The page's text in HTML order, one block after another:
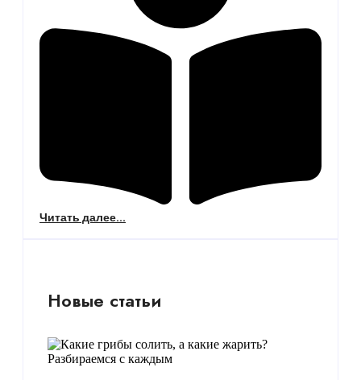
Читать далее...
Новые статьи